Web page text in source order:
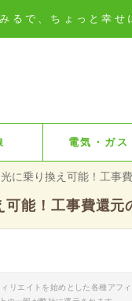
で、ちょっと幸せ
電気・ガス
に乗り換え可能！工事
能！工事費還元
リエイトを始めとした各種アフ